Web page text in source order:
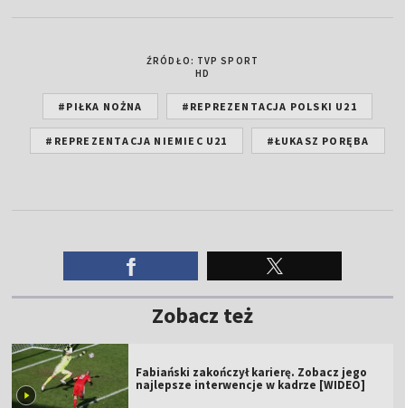
ŹRÓDŁO: TVP SPORT
HD
#PIŁKA NOŻNA #REPREZENTACJA POLSKI U21
#REPREZENTACJA NIEMIEC U21 #ŁUKASZ PORĘBA
Zobacz też
Fabiański zakończył karierę. Zobacz jego
najlepsze interwencje w kadrze [WIDEO]